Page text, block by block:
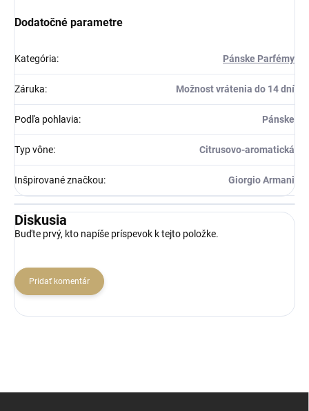
Dodatočné parametre
Kategória: Pánske Parfémy
Záruka: Možnost vrátenia do 14 dní
Podľa pohlavia: Pánske
Typ vône: Citrusovo-aromatická
Inšpirované značkou: Giorgio Armani
Diskusia
Buďte prvý, kto napíše príspevok k tejto položke.
Pridať komentár